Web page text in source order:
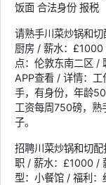
饭面 合法身份 报税
请熟手川菜炒锅和切
厨房 / 薪水：£1000
点：伦敦东南二区 /
APP查看 / 详情：
手，有身份，年龄
工资每周750磅，熟
子。
招聘川菜炒锅和切
职 / 薪水：£1000 /
型：小餐馆 / 福利